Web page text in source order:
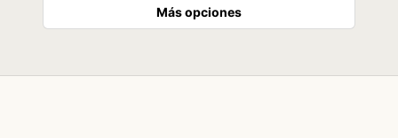
Más opciones